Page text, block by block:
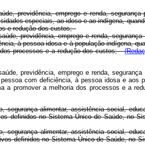
previdência, emprego e renda, segurança
especiais, ao idoso e ao indígena,
e redução dos custos;
previdência, emprego e renda, segurança
à pessoa idosa e à população indígena,
dos processos e a redução dos custos;
previdência, emprego e renda,
com deficiência, à pessoa idosa e aos
a promover a melhoria dos processos e a
alimentar, assistência social,
definidos no Sistema Único de Saúde, no
alimentar, assistência social,
definidos no Sistema Único de Saúde, no